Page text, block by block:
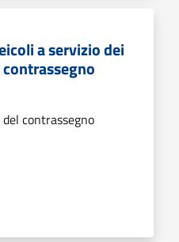
a servizio dei
contrassegno